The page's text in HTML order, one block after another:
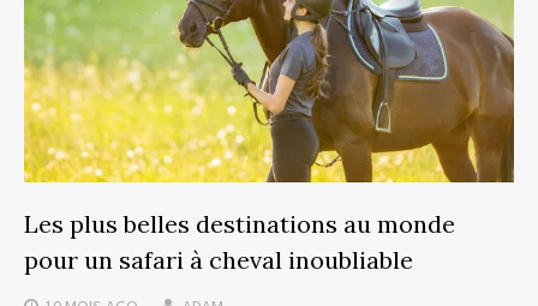
Les plus belles destinations au monde
pour un safari à cheval inoubliable